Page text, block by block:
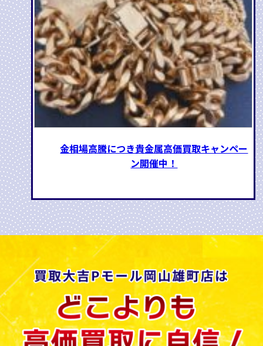
金相場高騰につき貴金属高価買取キャンペー
ン開催中！